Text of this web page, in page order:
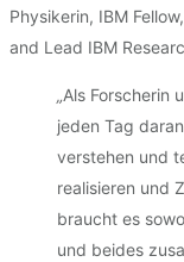
Physikerin, IBM
and Lead IBM
„Als Forscherin
jeden Tag
verstehen und
realisieren und
braucht es
und beides